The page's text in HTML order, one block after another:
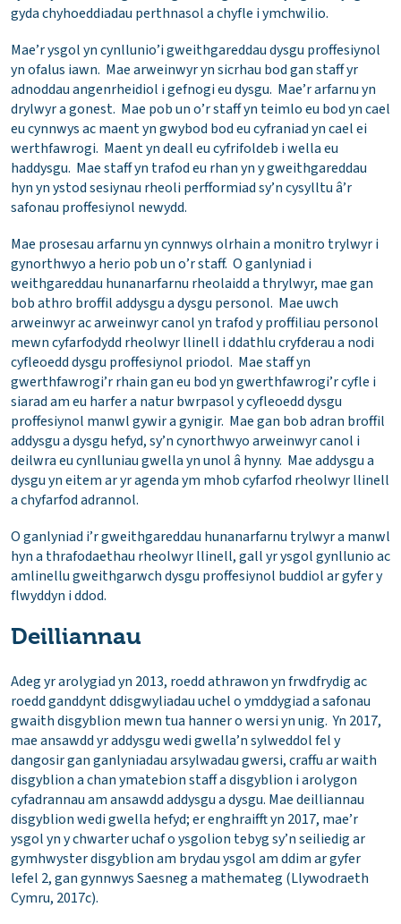
gyda chyhoeddiadau perthnasol a chyfle i ymchwilio.
Mae’r ysgol yn cynllunio’i gweithgareddau dysgu proffesiynol
yn ofalus iawn. Mae arweinwyr yn sicrhau bod gan staff yr
adnoddau angenrheidiol i gefnogi eu dysgu. Mae’r arfarnu yn
drylwyr a gonest. Mae pob un o’r staff yn teimlo eu bod yn cael
eu cynnwys ac maent yn gwybod bod eu cyfraniad yn cael ei
werthfawrogi. Maent yn deall eu cyfrifoldeb i wella eu
haddysgu. Mae staff yn trafod eu rhan yn y gweithgareddau
hyn yn ystod sesiynau rheoli perfformiad sy’n cysylltu â’r
safonau proffesiynol newydd.
Mae prosesau arfarnu yn cynnwys olrhain a monitro trylwyr i
gynorthwyo a herio pob un o’r staff. O ganlyniad i
weithgareddau hunanarfarnu rheolaidd a thrylwyr, mae gan
bob athro broffil addysgu a dysgu personol. Mae uwch
arweinwyr ac arweinwyr canol yn trafod y proffiliau personol
mewn cyfarfodydd rheolwyr llinell i ddathlu cryfderau a nodi
cyfleoedd dysgu proffesiynol priodol. Mae staff yn
gwerthfawrogi’r rhain gan eu bod yn gwerthfawrogi’r cyfle i
siarad am eu harfer a natur bwrpasol y cyfleoedd dysgu
proffesiynol manwl gywir a gynigir. Mae gan bob adran broffil
addysgu a dysgu hefyd, sy’n cynorthwyo arweinwyr canol i
deilwra eu cynlluniau gwella yn unol â hynny. Mae addysgu a
dysgu yn eitem ar yr agenda ym mhob cyfarfod rheolwyr llinell
a chyfarfod adrannol.
O ganlyniad i’r gweithgareddau hunanarfarnu trylwyr a manwl
hyn a thrafodaethau rheolwyr llinell, gall yr ysgol gynllunio ac
amlinellu gweithgarwch dysgu proffesiynol buddiol ar gyfer y
flwyddyn i ddod.
Deilliannau
Adeg yr arolygiad yn 2013, roedd athrawon yn frwdfrydig ac
roedd ganddynt ddisgwyliadau uchel o ymddygiad a safonau
gwaith disgyblion mewn tua hanner o wersi yn unig. Yn 2017,
mae ansawdd yr addysgu wedi gwella’n sylweddol fel y
dangosir gan ganlyniadau arsylwadau gwersi, craffu ar waith
disgyblion a chan ymatebion staff a disgyblion i arolygon
cyfadrannau am ansawdd addysgu a dysgu. Mae deilliannau
disgyblion wedi gwella hefyd; er enghraifft yn 2017, mae’r
ysgol yn y chwarter uchaf o ysgolion tebyg sy’n seiliedig ar
gymhwyster disgyblion am brydau ysgol am ddim ar gyfer
lefel 2, gan gynnwys Saesneg a mathemateg (Llywodraeth
Cymru, 2017c).